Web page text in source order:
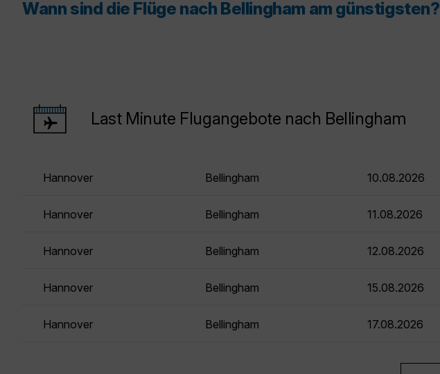
Wann sind die Flüge nach Bellingham am günstigsten?
Last Minute Flugangebote nach Bellingham
Hannover Bellingham 10.08.2026
Hannover Bellingham 11.08.2026
Hannover Bellingham 12.08.2026
Hannover Bellingham 15.08.2026
Hannover Bellingham 17.08.2026